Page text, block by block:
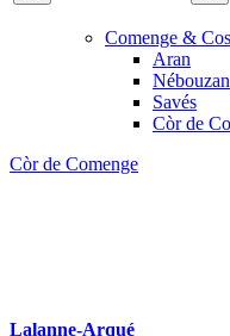
Comenge &
Aran
Nébouzan
Savés
Còr de
Còr de Comenge
Lalanne-Arqué